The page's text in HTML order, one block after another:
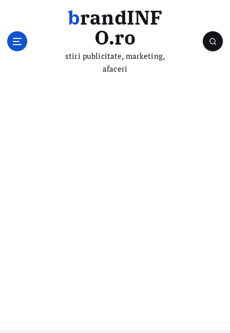
brandINF
O.ro
stiri publicitate, marketing,
afaceri